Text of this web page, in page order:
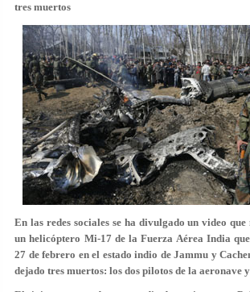
tres muertos
En las redes sociales se ha divulgado un video que
un helicóptero Mi-17 de la Fuerza Aérea India
27 de febrero en el estado indio de Jammu y
dejado tres muertos: los dos pilotos de la aeronave